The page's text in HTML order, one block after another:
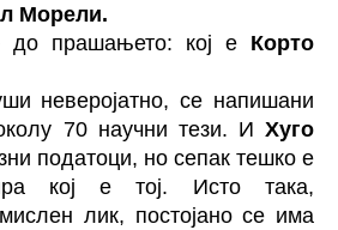
Морели.
до прашањето: кој е Корто
неверојатно, се напишани
70 научни тези. И Хуго
податоци, но сепак тешко е
кој е тој. Исто така,
лик, постојано се има